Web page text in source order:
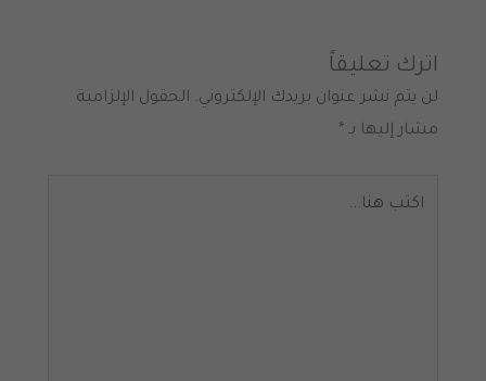
اترك تعليقاً
لن يتم نشر عنوان بريدك الإلكتروني. الحقول الإلزامية
مشار إليها بـ *